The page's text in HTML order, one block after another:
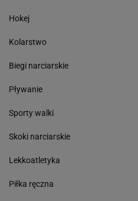
Hokej
Kolarstwo
Biegi narciarskie
Pływanie
Sporty walki
Skoki narciarskie
Lekkoatletyka
Piłka ręczna